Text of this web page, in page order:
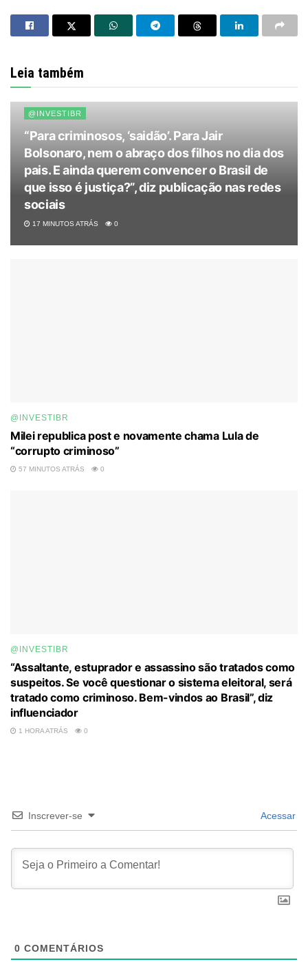
Leia também
@INVESTIBR
“Para criminosos, ‘saidão’. Para Jair
Bolsonaro, nem o abraço dos filhos no dia dos
pais. E ainda querem convencer o Brasil de
que isso é justiça?”, diz publicação nas redes
sociais
17 MINUTOS ATRÁS 0
@INVESTIBR
Milei republica post e novamente chama Lula de
“corrupto criminoso”
57 MINUTOS ATRÁS 0
@INVESTIBR
“Assaltante, estuprador e assassino são tratados como
suspeitos. Se você questionar o sistema eleitoral, será
tratado como criminoso. Bem-vindos ao Brasil”, diz
influenciador
1 HORA ATRÁS 0
Inscrever-se Acessar
0 COMENTÁRIOS